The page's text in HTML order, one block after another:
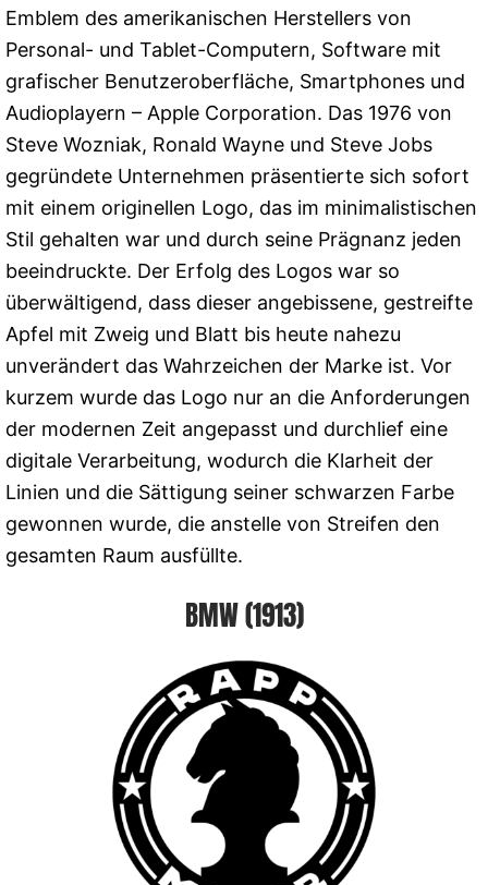
Emblem des amerikanischen Herstellers von
Personal- und Tablet-Computern, Software mit
grafischer Benutzeroberfläche, Smartphones und
Audioplayern – Apple Corporation. Das 1976 von
Steve Wozniak, Ronald Wayne und Steve Jobs
gegründete Unternehmen präsentierte sich sofort
mit einem originellen Logo, das im minimalistischen
Stil gehalten war und durch seine Prägnanz jeden
beeindruckte. Der Erfolg des Logos war so
überwältigend, dass dieser angebissene, gestreifte
Apfel mit Zweig und Blatt bis heute nahezu
unverändert das Wahrzeichen der Marke ist. Vor
kurzem wurde das Logo nur an die Anforderungen
der modernen Zeit angepasst und durchlief eine
digitale Verarbeitung, wodurch die Klarheit der
Linien und die Sättigung seiner schwarzen Farbe
gewonnen wurde, die anstelle von Streifen den
gesamten Raum ausfüllte.
BMW (1913)